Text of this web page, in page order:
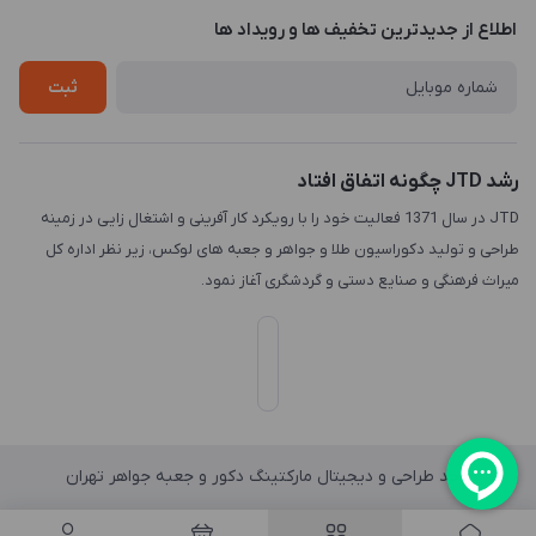
درباره ما
چاپ و حکاکی
طراحی سه بعدی
اطلاع از جدیدترین تخفیف ها و رویداد ها
ثبت
رشد JTD چگونه اتفاق افتاد
JTD در سال 1371 فعالیت خود را با رویکرد کار آفرینی و اشتغال زایی در زمینه
طراحی و تولید دکوراسیون طلا و جواهر و جعبه های لوکس، زیر نظر اداره کل
میراث فرهنگی و صنایع دستی و گردشگری آغاز نمود.
واحد طراحی و دیجیتال مارکتینگ دکور و جعبه جواهر تهران